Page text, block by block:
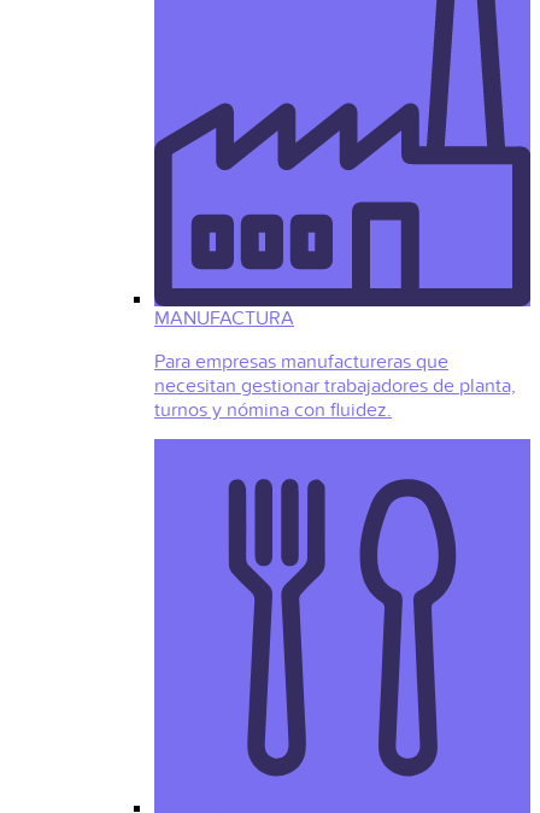
MANUFACTURA
Para empresas manufactureras que
necesitan gestionar trabajadores de planta,
turnos y nómina con fluidez.